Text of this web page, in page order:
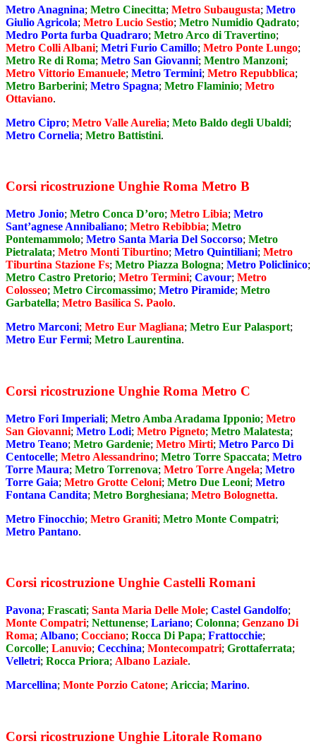
Metro Anagnina; Metro Cinecitta; Metro Subaugusta; Metro
Giulio Agricola; Metro Lucio Sestio; Metro Numidio Qadrato;
Medro Porta furba Quadraro; Metro Arco di Travertino;
Metro Colli Albani; Metri Furio Camillo; Metro Ponte Lungo;
Metro Re di Roma; Metro San Giovanni; Mentro Manzoni;
Metro Vittorio Emanuele; Metro Termini; Metro Repubblica;
Metro Barberini; Metro Spagna; Metro Flaminio; Metro
Ottaviano.
Metro Cipro; Metro Valle Aurelia; Meto Baldo degli Ubaldi;
Metro Cornelia; Metro Battistini.
Corsi ricostruzione Unghie Roma Metro B
Metro Jonio; Metro Conca D’oro; Metro Libia; Metro
Sant’agnese Annibaliano; Metro Rebibbia; Metro
Pontemammolo; Metro Santa Maria Del Soccorso; Metro
Pietralata; Metro Monti Tiburtino; Metro Quintiliani; Metro
Tiburtina Stazione Fs; Metro Piazza Bologna; Metro Policlinico;
Metro Castro Pretorio; Metro Termini; Cavour; Metro
Colosseo; Metro Circomassimo; Metro Piramide; Metro
Garbatella; Metro Basilica S. Paolo.
Metro Marconi; Metro Eur Magliana; Metro Eur Palasport;
Metro Eur Fermi; Metro Laurentina.
Corsi ricostruzione Unghie Roma Metro C
Metro Fori Imperiali; Metro Amba Aradama Ipponio; Metro
San Giovanni; Metro Lodi; Metro Pigneto; Metro Malatesta;
Metro Teano; Metro Gardenie; Metro Mirti; Metro Parco Di
Centocelle; Metro Alessandrino; Metro Torre Spaccata; Metro
Torre Maura; Metro Torrenova; Metro Torre Angela; Metro
Torre Gaia; Metro Grotte Celoni; Metro Due Leoni; Metro
Fontana Candita; Metro Borghesiana; Metro Bolognetta.
Metro Finocchio; Metro Graniti; Metro Monte Compatri;
Metro Pantano.
Corsi ricostruzione Unghie Castelli Romani
Pavona; Frascati; Santa Maria Delle Mole; Castel Gandolfo;
Monte Compatri; Nettunense; Lariano; Colonna; Genzano Di
Roma; Albano; Cocciano; Rocca Di Papa; Frattocchie;
Corcolle; Lanuvio; Cecchina; Montecompatri; Grottaferrata;
Velletri; Rocca Priora; Albano Laziale.
Marcellina; Monte Porzio Catone; Ariccia; Marino.
Corsi ricostruzione Unghie Litorale Romano